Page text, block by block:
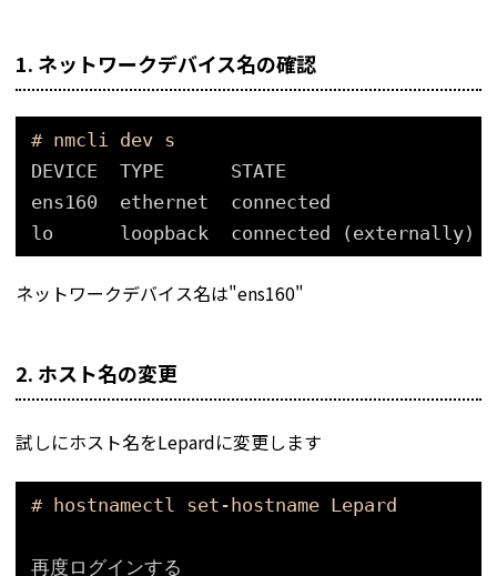
1. ネットワークデバイス名の確認
# nmcli dev s
DEVICE  TYPE      STATE
ens160  ethernet  connected
lo      loopback  connected (externally)
ネットワークデバイス名は"ens160"
2. ホスト名の変更
試しにホスト名をLepardに変更します
# hostnamectl set-hostname Lepard
再度ログインする